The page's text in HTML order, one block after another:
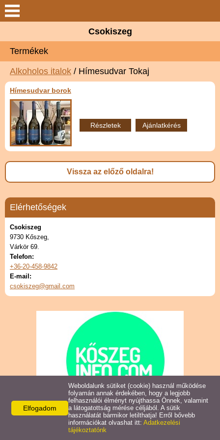
Keresés
Csokiszeg
Elérhetőségek
Termékek
Szolgáltatások
Partnerek
Galéria
Naptár
Csokiszeg
Termékek
Alkoholos italok / Hímesudvar Tokaj
Hímesudvar borok
Részletek Ajánlatkérés
Vissza az előző oldalra!
Elérhetőségek
Csokiszeg
9730 Kőszeg,
Várkör 69.
Telefon:
+36-20-458-9842
E-mail:
csokiszeg@gmail.com
Elfogadom
Weboldalunk sütiket (cookie) használ működése
folyamán annak érdekében, hogy a legjobb
felhasználói élményt nyújthassa Önnek, valamint
a látogatottság mérése céljából. A sütik
használatát bármikor letilthatja! Erről bővebb
információkat olvashat itt: Adatkezelési
tájékoztatónk